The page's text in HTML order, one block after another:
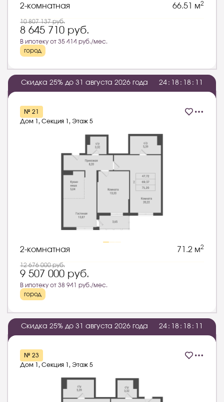
2-комнатная 66.51 м2
10 807 137руб.
8 645 710 руб.
В ипотеку от 35 414 руб./мес.
город
Скидка 25% до 31 августа 2026 года 24 : 8 : 8 :
№ 21
Дом 1, Секция 1, Этаж 5
2-комнатная 71.2 м2
12 676 000руб.
9 507 000 руб.
В ипотеку от 38 941 руб./мес.
город
Скидка 25% до 31 августа 2026 года 24 : 8 : 8 :
№ 23
Дом 1, Секция 1, Этаж 5